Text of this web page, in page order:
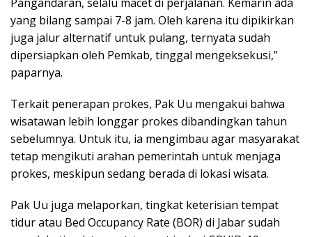
yang bilang sampai 7-8 jam. Oleh karena itu dipikirkan
juga jalur alternatif untuk pulang, ternyata sudah
dipersiapkan oleh Pemkab, tinggal mengeksekusi,”
paparnya.
Terkait penerapan prokes, Pak Uu mengakui bahwa
wisatawan lebih longgar prokes dibandingkan tahun
sebelumnya. Untuk itu, ia mengimbau agar masyarakat
tetap mengikuti arahan pemerintah untuk menjaga
prokes, meskipun sedang berada di lokasi wisata.
Pak Uu juga melaporkan, tingkat keterisian tempat
tidur atau Bed Occupancy Rate (BOR) di Jabar sudah